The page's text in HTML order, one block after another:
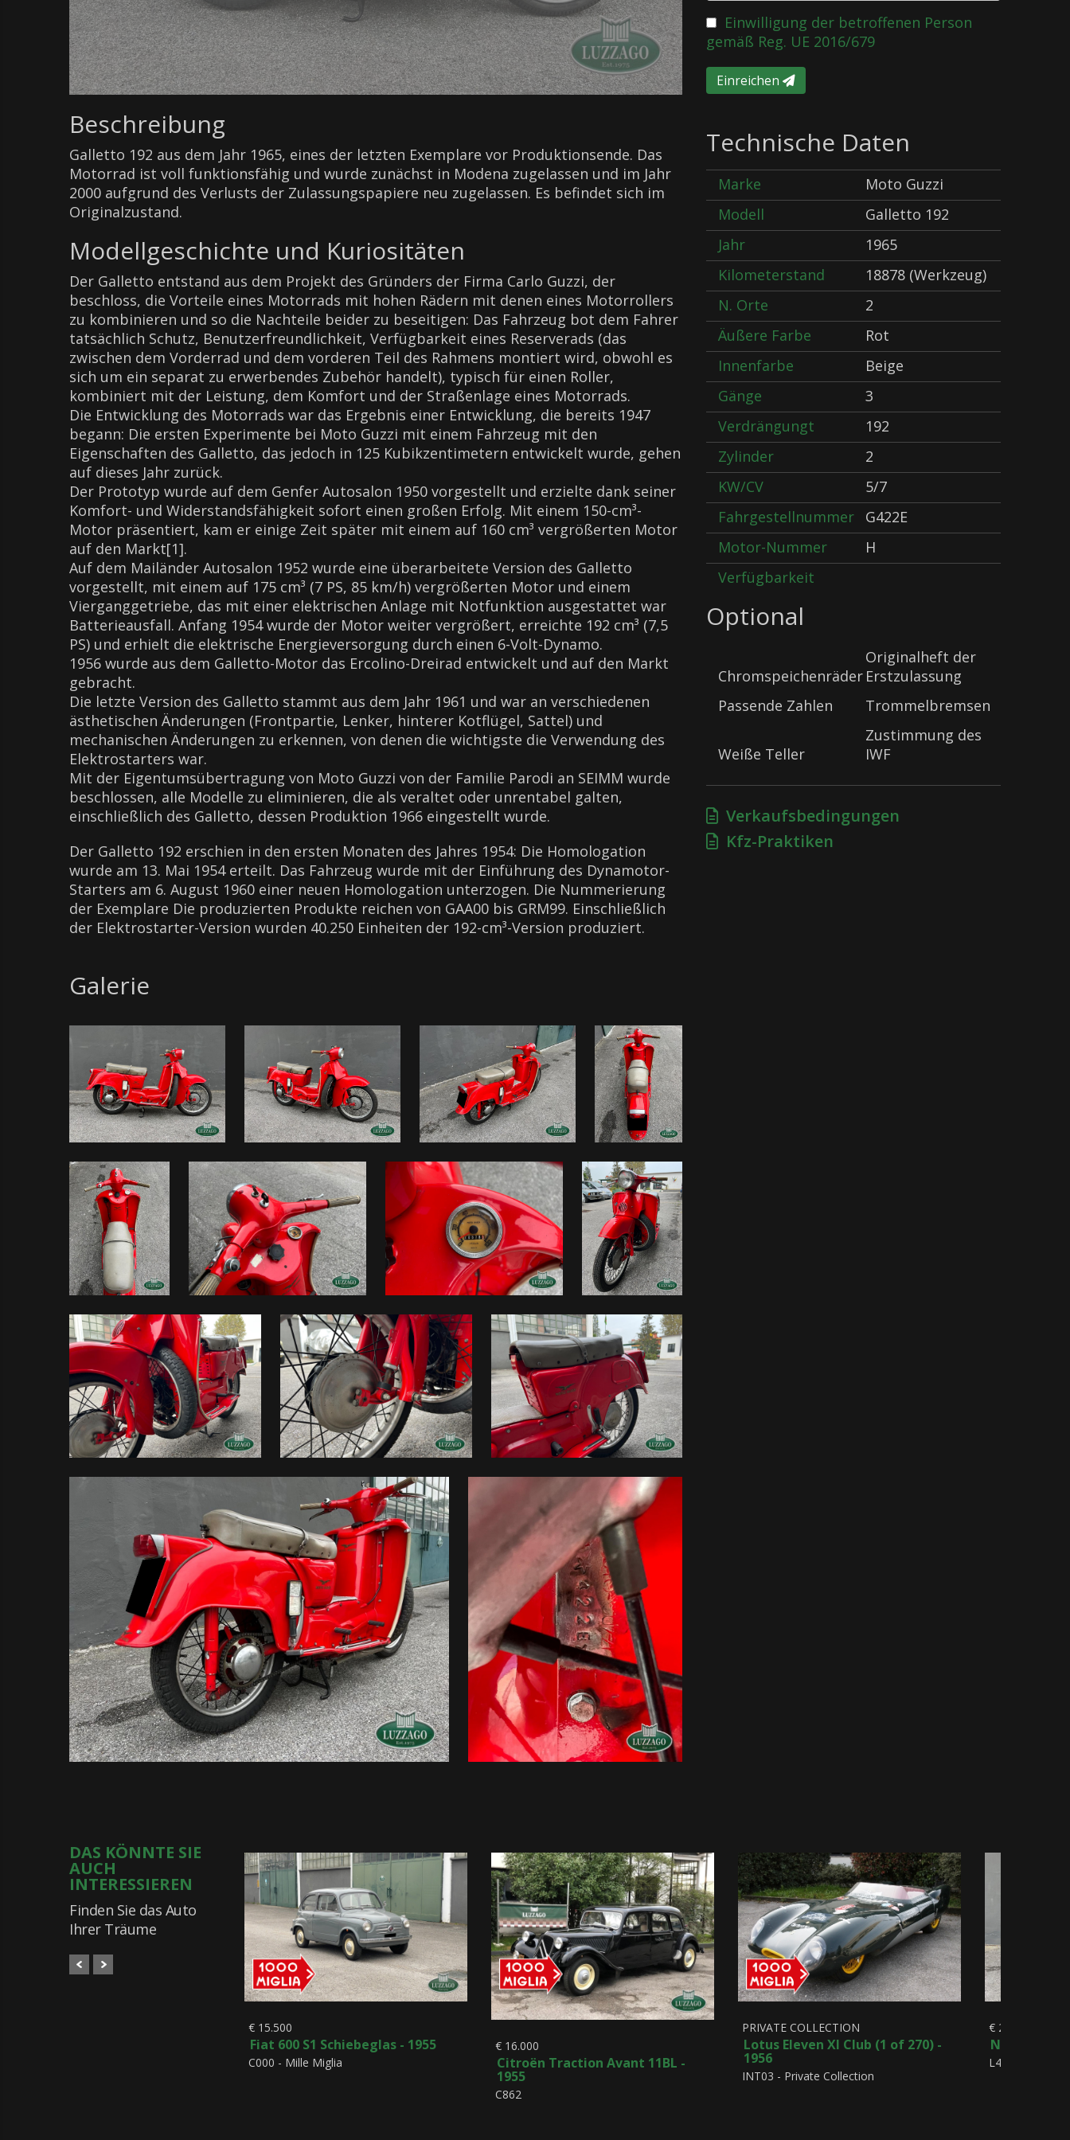
Beschreibung
Galletto 192 aus dem Jahr 1965, eines der letzten Exemplare vor Produktionsende. Das
Motorrad ist voll funktionsfähig und wurde zunächst in Modena zugelassen und im Jahr
2000 aufgrund des Verlusts der Zulassungspapiere neu zugelassen. Es befindet sich im
Originalzustand.
Modellgeschichte und Kuriositäten
Der Galletto entstand aus dem Projekt des Gründers der Firma Carlo Guzzi, der
beschloss, die Vorteile eines Motorrads mit hohen Rädern mit denen eines Motorrollers
zu kombinieren und so die Nachteile beider zu beseitigen: Das Fahrzeug bot dem Fahrer
tatsächlich Schutz, Benutzerfreundlichkeit, Verfügbarkeit eines Reserverads (das
zwischen dem Vorderrad und dem vorderen Teil des Rahmens montiert wird, obwohl es
sich um ein separat zu erwerbendes Zubehör handelt), typisch für einen Roller,
kombiniert mit der Leistung, dem Komfort und der Straßenlage eines Motorrads.
Die Entwicklung des Motorrads war das Ergebnis einer Entwicklung, die bereits 1947
begann: Die ersten Experimente bei Moto Guzzi mit einem Fahrzeug mit den
Eigenschaften des Galletto, das jedoch in 125 Kubikzentimetern entwickelt wurde, gehen
auf dieses Jahr zurück.
Der Prototyp wurde auf dem Genfer Autosalon 1950 vorgestellt und erzielte dank seiner
Komfort- und Widerstandsfähigkeit sofort einen großen Erfolg. Mit einem 150-cm³-
Motor präsentiert, kam er einige Zeit später mit einem auf 160 cm³ vergrößerten Motor
auf den Markt[1].
Auf dem Mailänder Autosalon 1952 wurde eine überarbeitete Version des Galletto
vorgestellt, mit einem auf 175 cm³ (7 PS, 85 km/h) vergrößerten Motor und einem
Vierganggetriebe, das mit einer elektrischen Anlage mit Notfunktion ausgestattet war
Batterieausfall. Anfang 1954 wurde der Motor weiter vergrößert, erreichte 192 cm³ (7,5
PS) und erhielt die elektrische Energieversorgung durch einen 6-Volt-Dynamo.
1956 wurde aus dem Galletto-Motor das Ercolino-Dreirad entwickelt und auf den Markt
gebracht.
Die letzte Version des Galletto stammt aus dem Jahr 1961 und war an verschiedenen
ästhetischen Änderungen (Frontpartie, Lenker, hinterer Kotflügel, Sattel) und
mechanischen Änderungen zu erkennen, von denen die wichtigste die Verwendung des
Elektrostarters war.
Mit der Eigentumsübertragung von Moto Guzzi von der Familie Parodi an SEIMM wurde
beschlossen, alle Modelle zu eliminieren, die als veraltet oder unrentabel galten,
einschließlich des Galletto, dessen Produktion 1966 eingestellt wurde.
Der Galletto 192 erschien in den ersten Monaten des Jahres 1954: Die Homologation
wurde am 13. Mai 1954 erteilt. Das Fahrzeug wurde mit der Einführung des Dynamotor-
Starters am 6. August 1960 einer neuen Homologation unterzogen. Die Nummerierung
der Exemplare Die produzierten Produkte reichen von GAA00 bis GRM99. Einschließlich
der Elektrostarter-Version wurden 40.250 Einheiten der 192-cm³-Version produziert.
Galerie
Einwilligung der betroffenen Person
gemäß Reg. UE 2016/679
Einreichen
Technische Daten
Marke
Moto Guzzi
Modell
Galletto 192
Jahr
1965
Kilometerstand
18878 (Werkzeug)
N. Orte
2
Äußere Farbe
Rot
Innenfarbe
Beige
Gänge
3
Verdrängungt
192
Zylinder
2
KW/CV
5/7
Fahrgestellnummer
G422E
Motor-Nummer
H
Verfügbarkeit
Optional
Chromspeichenräder
Originalheft der
Erstzulassung
Passende Zahlen
Trommelbremsen
Weiße Teller
Zustimmung des
IWF
Verkaufsbedingungen
Kfz-Praktiken
DAS KÖNNTE SIE
AUCH
INTERESSIEREN
Finden Sie das Auto
Ihrer Träume
€ 15.500
Fiat 600 S1 Schiebeglas - 1955
C000 - Mille Miglia
€ 16.000
Citroën Traction Avant 11BL -
1955
C862
PRIVATE COLLECTION
Lotus Eleven XI Club (1 of 270) -
1956
INT03 - Private Collection
€ 2.500
NSU Max
L463